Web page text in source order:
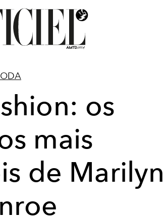
os
mais
de Marilyn